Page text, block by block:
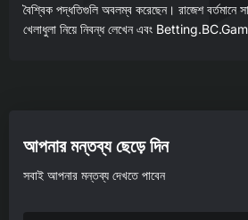
বৈশ্বিক পদ্ধতিগুলি অবলম্ব করেছেন। রাজেশ বর্তমানে
খেলাধুলা নিয়ে নিবন্ধ লেখেন এবং
আপনার মন্তব্য ছেড়ে দিন
সবাই আপনার মন্তব্য দেখতে পাবেন